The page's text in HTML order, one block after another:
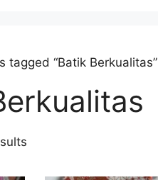
tagged “Batik Berkualitas”